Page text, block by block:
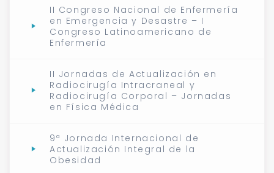
II Congreso Nacional de Enfermería
en Emergencia y Desastre – I
Congreso Latinoamericano de
Enfermería
II Jornadas de Actualización en
Radiocirugía Intracraneal y
Radiocirugía Corporal – Jornadas
en Física Médica
9ª Jornada Internacional de
Actualización Integral de la
Obesidad